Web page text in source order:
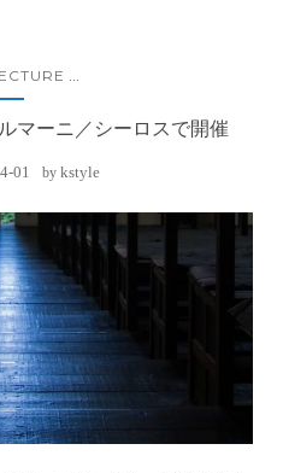
マーニ／シーロスで開催
01 by kstyle